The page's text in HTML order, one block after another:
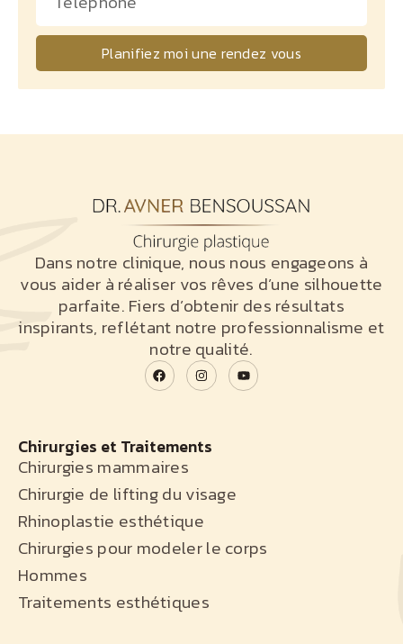
Planifiez moi une rendez vous
Dans notre clinique, nous nous engageons à
vous aider à réaliser vos rêves d’une silhouette
parfaite. Fiers d’obtenir des résultats
inspirants, reflétant notre professionnalisme et
notre qualité.
Chirurgies et Traitements
Chirurgies mammaires
Chirurgie de lifting du visage
Rhinoplastie esthétique
Chirurgies pour modeler le corps
Hommes
Traitements esthétiques